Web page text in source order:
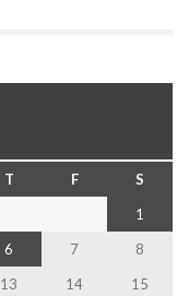
T F
S
1
6 7
8
13 14
15